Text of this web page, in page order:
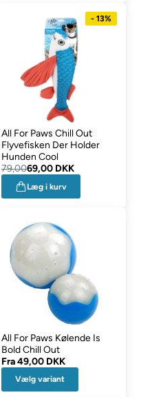
- 13%
All For Paws Chill Out
Flyvefisken Der Holder
Hunden Cool
79,0069,00 DKK
Læg i kurv
All For Paws Kølende Is
Bold Chill Out
Fra49,00 DKK
Vælg variant